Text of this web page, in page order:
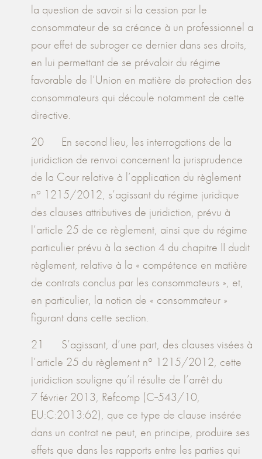
la question de savoir si la cession par le
consommateur de sa créance à un professionnel a
pour effet de subroger ce dernier dans ses droits,
en lui permettant de se prévaloir du régime
favorable de l’Union en matière de protection des
consommateurs qui découle notamment de cette
directive.
20 En second lieu, les interrogations de la
juridiction de renvoi concernent la jurisprudence
de la Cour relative à l’application du règlement
no 1215/2012, s’agissant du régime juridique
des clauses attributives de juridiction, prévu à
l’article 25 de ce règlement, ainsi que du régime
particulier prévu à la section 4 du chapitre II dudit
règlement, relative à la « compétence en matière
de contrats conclus par les consommateurs », et,
en particulier, la notion de « consommateur »
figurant dans cette section.
21 S’agissant, d’une part, des clauses visées à
l’article 25 du règlement no 1215/2012, cette
juridiction souligne qu’il résulte de l’arrêt du
7 février 2013, Refcomp (C‑543/10,
EU:C:2013:62), que ce type de clause insérée
dans un contrat ne peut, en principe, produire ses
effets que dans les rapports entre les parties qui